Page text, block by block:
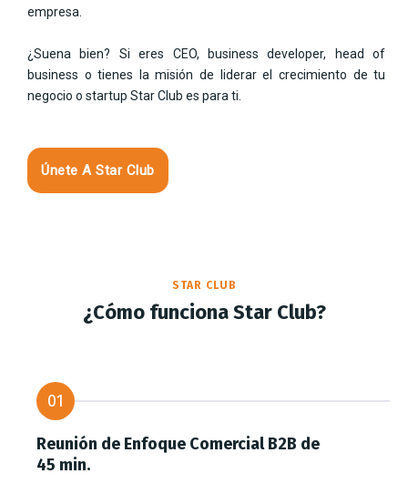
empresa.
¿Suena bien? Si eres CEO, business developer, head of
business o tienes la misión de liderar el crecimiento de tu
negocio o startup Star Club es para ti.
Únete A Star Club
STAR CLUB
¿Cómo funciona Star Club?
01
Reunión de Enfoque Comercial B2B de
45 min.